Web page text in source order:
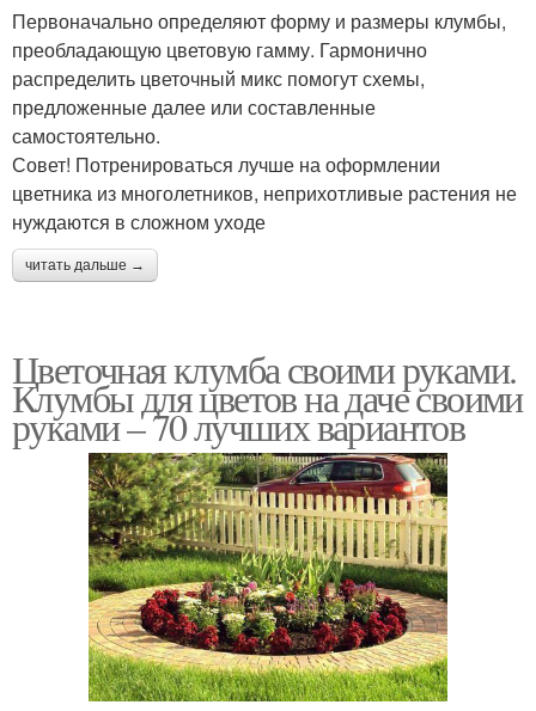
Первоначально определяют форму и размеры клумбы,
преобладающую цветовую гамму. Гармонично
распределить цветочный микс помогут схемы,
предложенные далее или составленные
самостоятельно.
​Совет! Потренироваться лучше на оформлении
цветника из многолетников, неприхотливые растения не
нуждаются в сложном уходе
читать дальше →
Цветочная клумба своими руками.
Клумбы для цветов на даче своими
руками – 70 лучших вариантов